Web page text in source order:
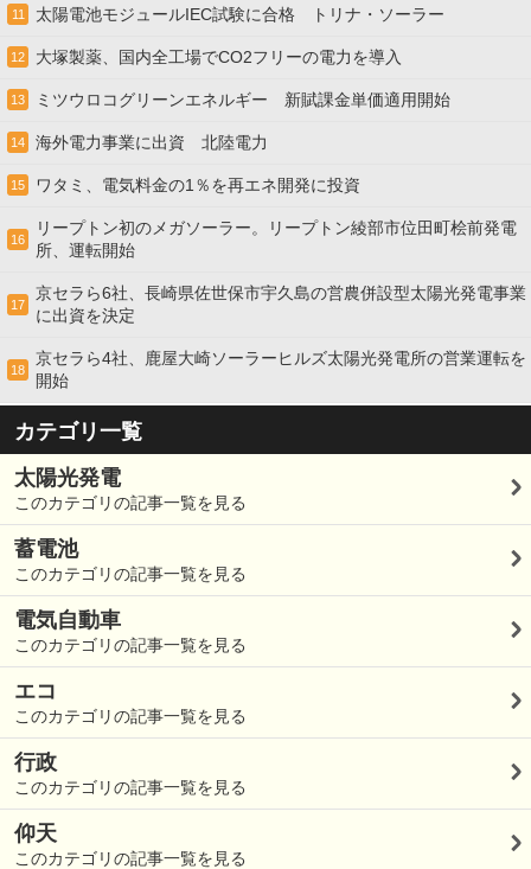
11 太陽電池モジュールIEC試験に合格 トリナ・ソーラー
12 大塚製薬、国内全工場でCO2フリーの電力を導入
13 ミツウロコグリーンエネルギー 新賦課金単価適用開始
14 海外電力事業に出資 北陸電力
15 ワタミ、電気料金の1％を再エネ開発に投資
16
リープトン初のメガソーラー。リープトン綾部市位田町桧前発電
所、運転開始
17
京セラら6社、長崎県佐世保市宇久島の営農併設型太陽光発電事業
に出資を決定
18
京セラら4社、鹿屋大崎ソーラーヒルズ太陽光発電所の営業運転を
開始
カテゴリ一覧
太陽光発電
このカテゴリの記事一覧を見る
蓄電池
このカテゴリの記事一覧を見る
電気自動車
このカテゴリの記事一覧を見る
エコ
このカテゴリの記事一覧を見る
行政
このカテゴリの記事一覧を見る
仰天
このカテゴリの記事一覧を見る